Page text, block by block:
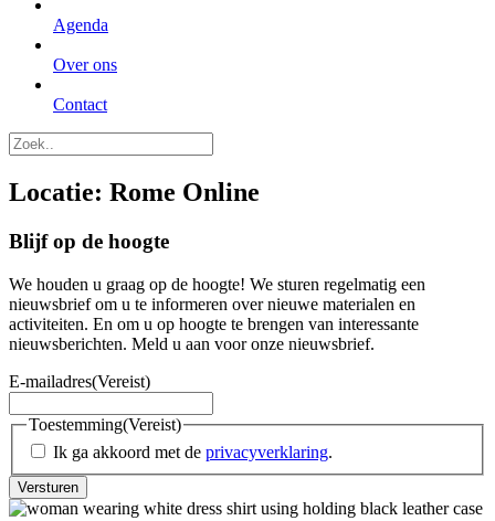
Agenda
Over ons
Contact
Locatie: Rome Online
Blijf op de hoogte
We houden u graag op de hoogte! We sturen regelmatig een
nieuwsbrief om u te informeren over nieuwe materialen en
activiteiten. En om u op hoogte te brengen van interessante
nieuwsberichten. Meld u aan voor onze nieuwsbrief.
E-mailadres(Vereist)
Toestemming(Vereist)
Ik ga akkoord met de privacyverklaring.
Versturen